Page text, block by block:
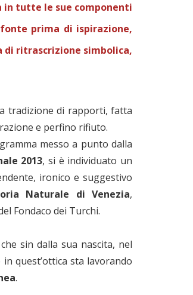
in tutte le sue componenti
prima di ispirazione,
ritrascrizione simbolica,
tradizione di rapporti, fatta
e perfino rifiuto.
messo a punto dalla
2013, si è individuato un
ironico e suggestivo
Naturale di Venezia,
Fondaco dei Turchi.
sin dalla sua nascita, nel
quest’ottica sta lavorando
.